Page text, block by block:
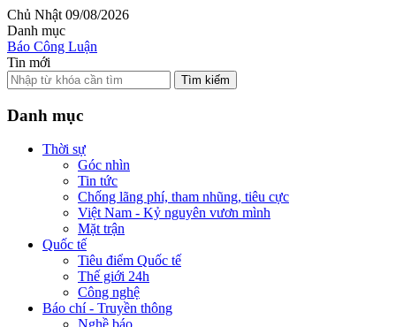
Chủ Nhật 09/08/2026
Danh mục
Báo Công Luận
Tin mới
Tìm kiếm
Danh mục
Thời sự
Góc nhìn
Tin tức
Chống lãng phí, tham nhũng, tiêu cực
Việt Nam - Kỷ nguyên vươn mình
Mặt trận
Quốc tế
Tiêu điểm Quốc tế
Thế giới 24h
Công nghệ
Báo chí - Truyền thông